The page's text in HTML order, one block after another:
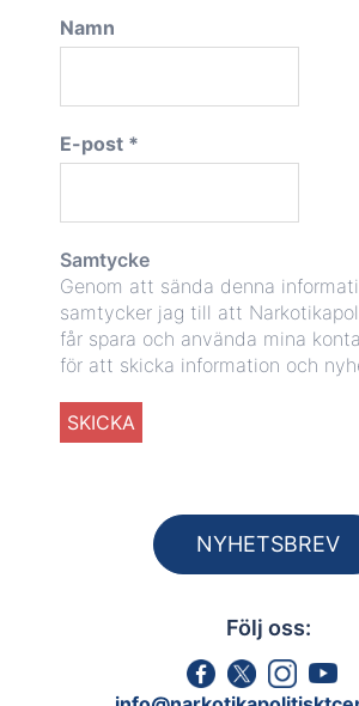
Namn
E-post *
Samtycke
Genom att sända denna
samtycker jag till att
får spara och använda mina
för att skicka information och
NYHETSBREV
Följ oss: